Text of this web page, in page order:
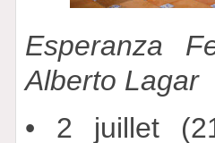
Esperanza
Alberto Lagar
• 2 juillet